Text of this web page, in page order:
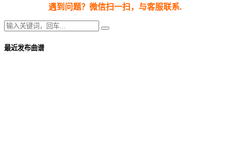
遇到问题？微信扫一扫，与客服联系.
最近发布曲谱